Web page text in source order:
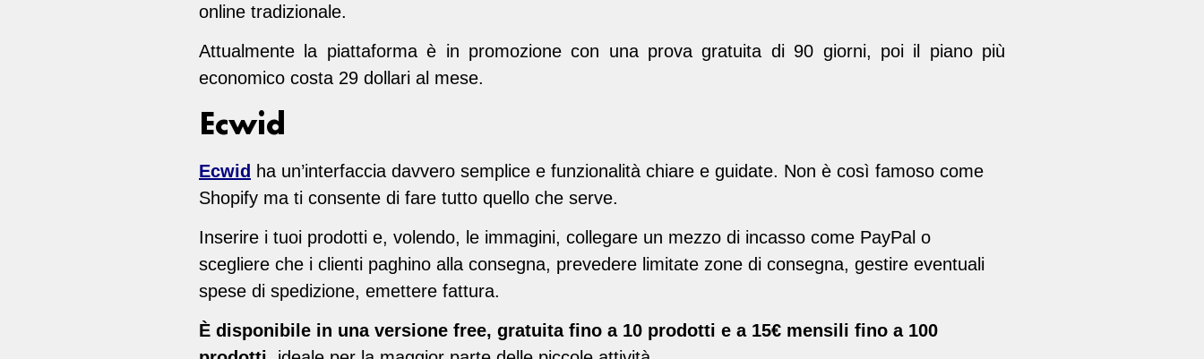
online tradizionale.
Attualmente la piattaforma è in promozione con una prova gratuita di 90 giorni, poi il piano più
economico costa 29 dollari al mese.
Ecwid
Ecwid ha un’interfaccia davvero semplice e funzionalità chiare e guidate. Non è così famoso come
Shopify ma ti consente di fare tutto quello che serve.
Inserire i tuoi prodotti e, volendo, le immagini, collegare un mezzo di incasso come PayPal o
scegliere che i clienti paghino alla consegna, prevedere limitate zone di consegna, gestire eventuali
spese di spedizione, emettere fattura.
È disponibile in una versione free, gratuita fino a 10 prodotti e a 15€ mensili fino a 100